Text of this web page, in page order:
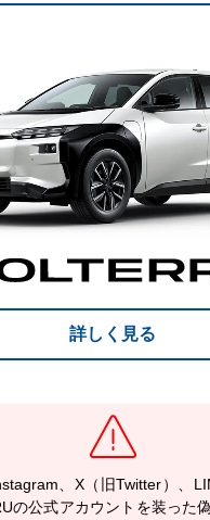
詳しく見る
、X（旧Twitter）、
の公式アカウントを装った